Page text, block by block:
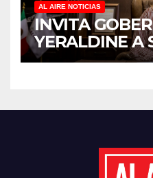
AL AIRE NOTICIAS
INVITA
YERALDINE A
JORNADA
DE ÁRBOLES